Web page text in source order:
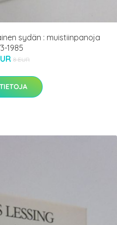
sydän : muistiinpanoja
1985
8 EUR